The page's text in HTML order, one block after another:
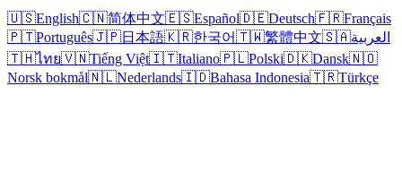
🇺🇸English🇨🇳简体中文🇪🇸Español🇩🇪Deutsch🇫🇷Français
🇵🇹Português🇯🇵日本語🇰🇷한국어🇹🇼繁體中文🇸🇦العربية
🇹🇭ไทย🇻🇳Tiếng Việt🇮🇹Italiano🇵🇱Polski🇩🇰Dansk🇳🇴
Norsk bokmål🇳🇱Nederlands🇮🇩Bahasa Indonesia🇹🇷Türkçe